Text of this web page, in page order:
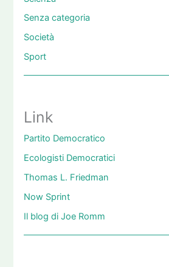
Senza categoria
Società
Sport
Link
Partito Democratico
Ecologisti Democratici
Thomas L. Friedman
Now Sprint
Il blog di Joe Romm